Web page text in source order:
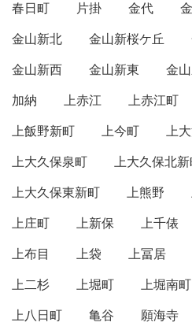
春日町 片掛 金代
金山新北
金山新桜ケ丘
金山新西
金山新東 金
加納
上赤江 上赤江町
上飯野新町
上今町 上
上大久保泉町
上大久保北
上大久保東新町
上熊野
上庄町
上新保 上千俵
上布目
上袋 上冨居
上二杉
上堀町 上堀南町
上八日町
亀谷 願海寺